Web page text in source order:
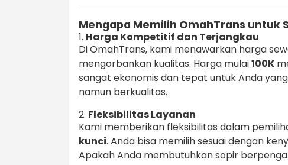
Mengapa Memilih OmahTrans untuk
1. Harga Kompetitif dan Terjangkau
Di OmahTrans, kami menawarkan harga
mengorbankan kualitas. Harga mulai100K
sangat ekonomis dan tepat untuk Anda
namun berkualitas.
2. Fleksibilitas Layanan
Kami memberikan fleksibilitas dalam
kunci. Anda bisa memilih sesuai dengan
Apakah Anda membutuhkan sopir